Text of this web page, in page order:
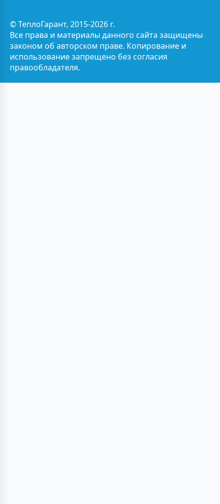
© ТеплоГарант, 2015-2026 г.
Все права и материалы данного сайта защищены
законом об авторском праве. Копирование и
использование запрещено без согласия
правообладателя.